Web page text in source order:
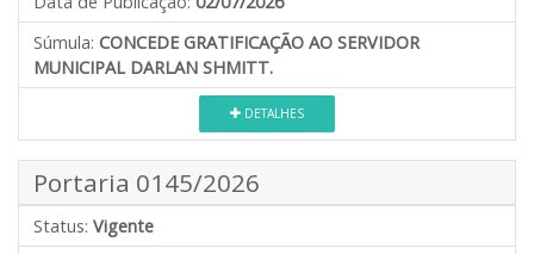
Súmula: CONCEDE GRATIFICAÇÃO AO SERVIDOR
MUNICIPAL DARLAN SHMITT.
DETALHES
Portaria 0145/2026
Status: Vigente